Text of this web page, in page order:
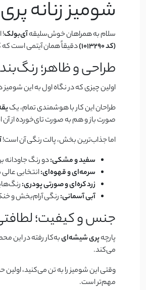
شومیز زنانه
سلام به همراهان خوش‌سلیقهآی‌بولک!
(کد 1013290)
دقیقاً همان آیتمی است که
طراحی و ظاهر؛
اولین چیزی که در نگاه اول به این
طراحان این کار با هوشمندی تمام، یک
صورت باز و هم به صورت تای‌خورده از آن
اما جذاب‌ترین بخش، پالت رنگی آن است!
سفید و مشکی:دو رنگ جاودانه
سرمه‌ای و قهوه‌ای:انتخابی
زرد کره‌ای و صورتی پودری:
آبی آسمانی:رنگی آرام‌بخش و
جنس و کیفیت؛
پارچهپری شیشه‌ایبه‌کار رفته در این
می‌کند.
وقتی این شومیز را به تن می‌کنید،
مهم‌تر است.